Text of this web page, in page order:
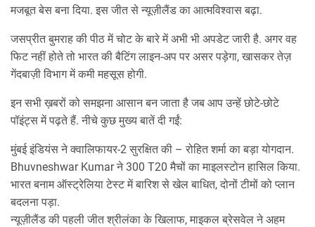
मजबूत बेस बना दिया. इस जीत से न्यूज़ीलैंड का आत्मविश्वास बढ़ा.
जसप्रीत बुमराह की पीठ में चोट के बारे में अभी भी अपडेट जारी है. अगर वह
फिट नहीं होते तो भारत की बैटिंग लाइन‑अप पर असर पड़ेगा, खासकर तेज़
गेंदबाज़ी विभाग में कमी महसूस होगी.
इन सभी ख़बरों को समझना आसान बन जाता है जब आप उन्हें छोटे‑छोटे
पॉइंट्स में पढ़ते हैं. नीचे कुछ मुख्य बातें दी गईं:
मुंबई इंडियंस ने क्वालिफायर‑2 सुरक्षित की – रोहित शर्मा का बड़ा योगदान.
Bhuvneshwar Kumar ने 300 T20 मैचों का माइलस्टोन हासिल किया.
भारत बनाम ऑस्ट्रेलिया टेस्ट में बारिश से खेल बाधित, दोनों टीमों को प्लान
बदलना पड़ा.
न्यूज़ीलैंड की पहली जीत श्रीलंका के खिलाफ, माइकल ब्रेसवेल ने अहम